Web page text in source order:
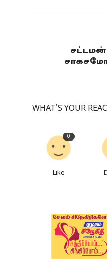
WHAT'S YOUR
0
Like